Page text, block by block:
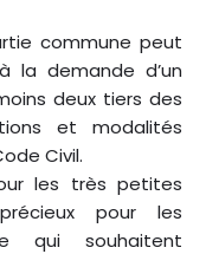
commune peut
la demande d’un
deux tiers des
et modalités
Civil.
les très petites
pour les
qui souhaitent